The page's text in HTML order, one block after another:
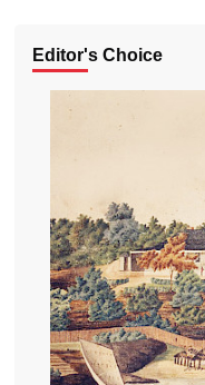
Editor's Choice